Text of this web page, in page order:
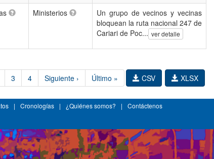
Ministerios
Un grupo de vecinos y vecinas
bloquean la ruta nacional 247 de
Cariari de Poc... ver detalle
3 4 Siguiente › Último » XLSX
CSV
| Cronologías | ¿Quiénes somos? | Contáctenos